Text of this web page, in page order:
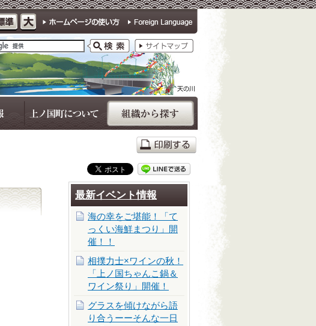
最新イベント情報
海の幸をご堪能！「て
っくい海鮮まつり」開
催！！
相撲力士×ワインの秋！
「上ノ国ちゃんこ鍋＆
ワイン祭り」開催！
グラスを傾けながら語
り合うーーそんな一日